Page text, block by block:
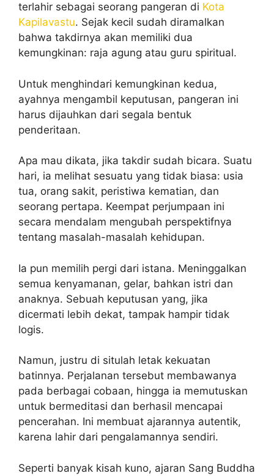
terlahir sebagai seorang pangeran di Kota
Kapilavastu. Sejak kecil sudah diramalkan
bahwa takdirnya akan memiliki dua
kemungkinan: raja agung atau guru spiritual.
Untuk menghindari kemungkinan kedua,
ayahnya mengambil keputusan, pangeran ini
harus dijauhkan dari segala bentuk
penderitaan.
Apa mau dikata, jika takdir sudah bicara. Suatu
hari, ia melihat sesuatu yang tidak biasa: usia
tua, orang sakit, peristiwa kematian, dan
seorang pertapa. Keempat perjumpaan ini
secara mendalam mengubah perspektifnya
tentang masalah-masalah kehidupan.
Ia pun memilih pergi dari istana. Meninggalkan
semua kenyamanan, gelar, bahkan istri dan
anaknya. Sebuah keputusan yang, jika
dicermati lebih dekat, tampak hampir tidak
logis.
Namun, justru di situlah letak kekuatan
batinnya. Perjalanan tersebut membawanya
pada berbagai cobaan, hingga ia memutuskan
untuk bermeditasi dan berhasil mencapai
pencerahan. Ini membuat ajarannya autentik,
karena lahir dari pengalamannya sendiri.
Seperti banyak kisah kuno, ajaran Sang Buddha